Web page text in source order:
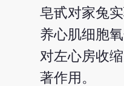
皂甙对家兔
养心肌细胞
对左心房收
著作用。